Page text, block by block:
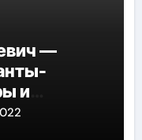
—
и
о его